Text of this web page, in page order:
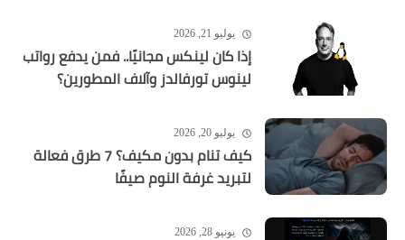
يوليو 21, 2026
إذا كان لينكس مجانيًا.. فمن يدفع رواتب
لينوس تورفالدز وآلاف المطورين؟
يوليو 20, 2026
كيف تنام بدون مكيف؟ 7 طرق فعالة
لتبريد غرفة النوم صيفًا
يونيو 28, 2026